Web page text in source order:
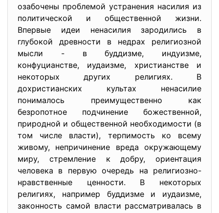
озабочены проблемой устранения насилия из
политической и общественной жизни.
Впервые идеи ненасилия зародились в
глубокой древности в недрах религиозной
мысли - в буддизме, индуизме,
конфуцианстве, иудаизме, христианстве и
некоторых других религиях. В
дохристианских культах ненасилие
понималось преимущественно как
безропотное подчинение божественной,
природной и общественной необходимости (в
том числе власти), терпимость ко всему
живому, непричинение вреда окружающему
миру, стремление к добру, ориентация
человека в первую очередь на религиозно-
нравственные ценности. В некоторых
религиях, например буддизме и иудаизме,
законность самой власти рассматривалась в